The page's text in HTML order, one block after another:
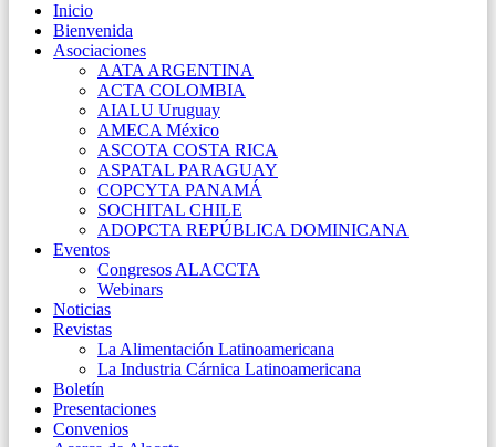
Inicio
Bienvenida
Asociaciones
AATA ARGENTINA
ACTA COLOMBIA
AIALU Uruguay
AMECA México
ASCOTA COSTA RICA
ASPATAL PARAGUAY
COPCYTA PANAMÁ
SOCHITAL CHILE
ADOPCTA REPÚBLICA DOMINICANA
Eventos
Congresos ALACCTA
Webinars
Noticias
Revistas
La Alimentación Latinoamericana
La Industria Cárnica Latinoamericana
Boletín
Presentaciones
Convenios